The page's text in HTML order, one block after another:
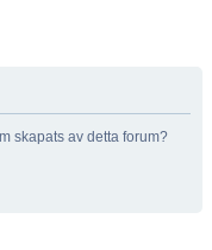
skapats av detta forum?